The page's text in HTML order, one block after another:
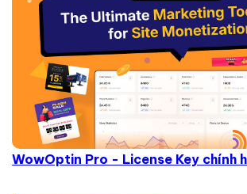
WowOptin Pro - License Key chính